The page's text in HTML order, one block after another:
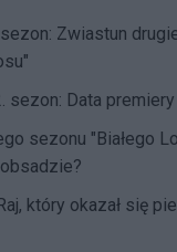
sezon: Zwiastun
sezon: Data
sezonu "Białego
który okazał się